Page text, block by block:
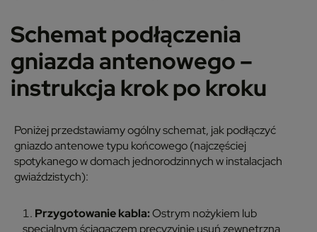
Schemat podłączenia
gniazda antenowego –
instrukcja krok po kroku
Poniżej przedstawiamy ogólny schemat, jak podłączyć
gniazdo antenowe typu końcowego (najczęściej
spotykanego w domach jednorodzinnych w instalacjach
gwiaździstych):
Przygotowanie kabla:Ostrym nożykiem lub
specjalnym ściągaczem precyzyjnie usuń zewnętrzną